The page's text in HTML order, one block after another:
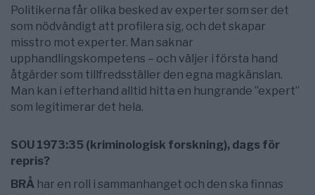
Politikerna får olika besked av experter som ser det
som nödvändigt att profilera sig, och det skapar
misstro mot experter. Man saknar
upphandlingskompetens – och väljer i första hand
åtgärder som tillfredsställer den egna magkänslan.
Man kan i efterhand alltid hitta en hungrande ”expert”
som legitimerar det hela.
SOU 1973:35 (kriminologisk forskning), dags för
repris?
BRÅ har en roll i sammanhanget och den ska finnas